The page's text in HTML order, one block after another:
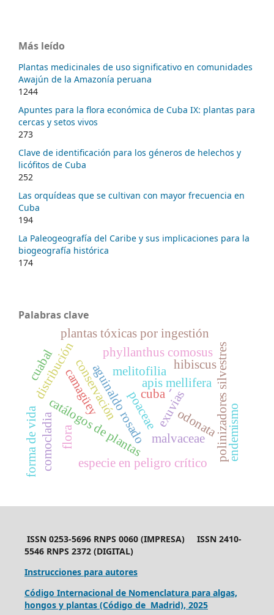
Más leído
Plantas medicinales de uso significativo en comunidades
Awajún de la Amazonía peruana
1244
Apuntes para la flora económica de Cuba IX: plantas para
cercas y setos vivos
273
Clave de identificación para los géneros de helechos y
licófitos de Cuba
252
Las orquídeas que se cultivan con mayor frecuencia en
Cuba
194
La Paleogeografía del Caribe y sus implicaciones para la
biogeografía histórica
174
Palabras clave
aguinaldo rosadoapis mellifera
melitofilia polinizadores silvestres
cubaexuviasodonata
catálogos de plantas
conservación
distribución
forma de vida
phyllanthus comosus
especie en peligro crítico
plantas tóxicas por ingestión
-
comocladia
hibiscus
malvaceae
flora
cuabal
endemismo
poaceae
camagüey
ISSN 0253-5696 RNPS 0060 (IMPRESA) ISSN 2410-
5546 RNPS 2372 (DIGITAL)
Instrucciones para autores
Código Internacional de Nomenclatura para algas,
hongos y plantas (Código de Madrid), 2025